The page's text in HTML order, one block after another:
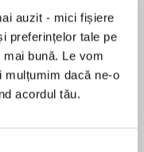
auzit - mici fișiere
preferințelor tale pe
bună. Le vom
mulțumim dacă ne-o
acordul tău.
de
Migdală
Sohn Won-pyung